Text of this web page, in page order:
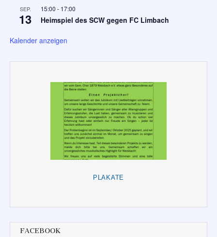
SEP.
13
15:00 - 17:00
Heimspiel des SCW gegen FC Limbach
Kalender anzeigen
PLAKATE
FACEBOOK